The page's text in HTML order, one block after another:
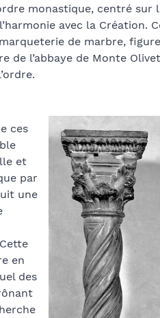
monastique, centré sur
avec la Création.
de marbre,
de l’abbaye de Monte
ces
et
par
une
en
des